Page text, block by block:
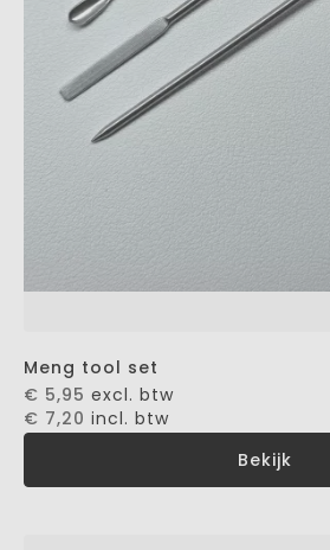
Meng tool set
€ 5,95 excl. btw
€ 7,20 incl. btw
Bekijk